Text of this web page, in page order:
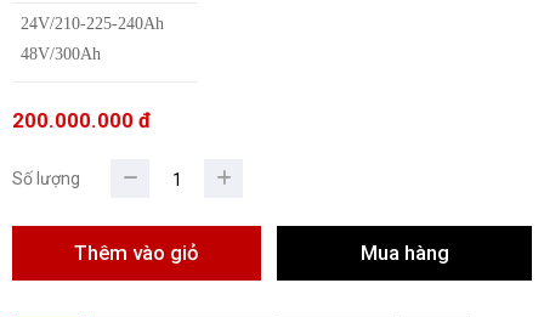
24V/210-225-240Ah
48V/300Ah
200.000.000 đ
Số lượng